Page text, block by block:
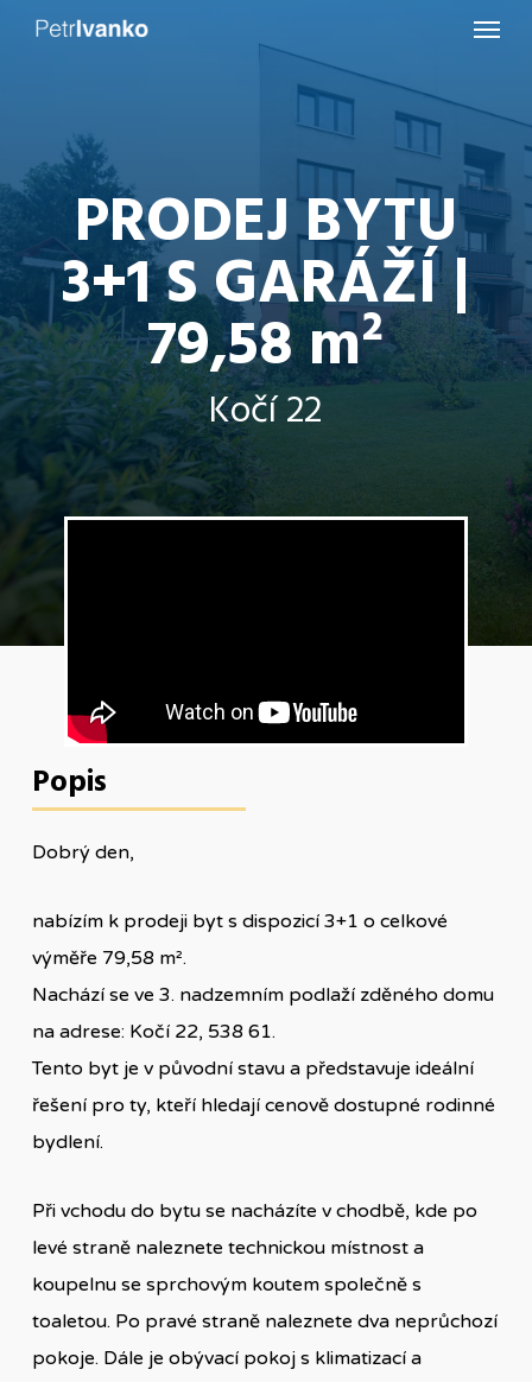
Skip
Menu
PRODEJ BYTU
3+1 S GARÁŽÍ |
79,58 m²
Kočí 22
Popis
Dobrý den,
nabízím k prodeji byt s dispozicí 3+1 o celkové
výměře 79,58 m².
Nachází se ve 3. nadzemním podlaží zděného domu
na adrese: Kočí 22, 538 61.
Tento byt je v původní stavu a představuje ideální
řešení pro ty, kteří hledají cenově dostupné rodinné
bydlení.
Při vchodu do bytu se nacházíte v chodbě, kde po
levé straně naleznete technickou místnost a
koupelnu se sprchovým koutem společně s
toaletou. Po pravé straně naleznete dva neprůchozí
pokoje. Dále je obývací pokoj s klimatizací a